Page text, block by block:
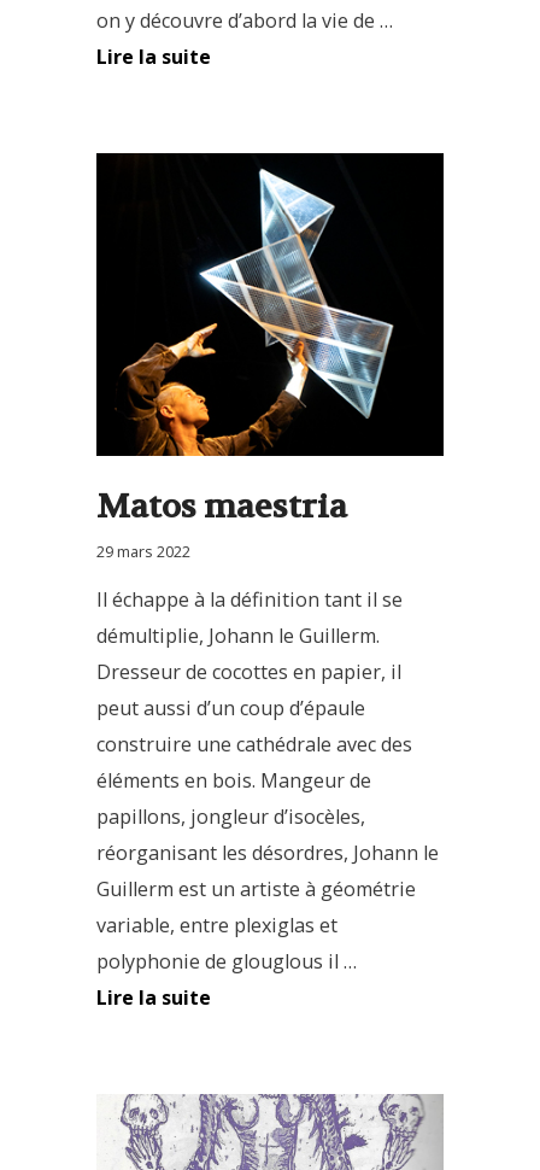
on y découvre d’abord la vie de …
Lire la suite
Matos maestria
29 mars 2022
Il échappe à la définition tant il se
démultiplie, Johann le Guillerm.
Dresseur de cocottes en papier, il
peut aussi d’un coup d’épaule
construire une cathédrale avec des
éléments en bois. Mangeur de
papillons, jongleur d’isocèles,
réorganisant les désordres, Johann le
Guillerm est un artiste à géométrie
variable, entre plexiglas et
polyphonie de glouglous il …
Lire la suite